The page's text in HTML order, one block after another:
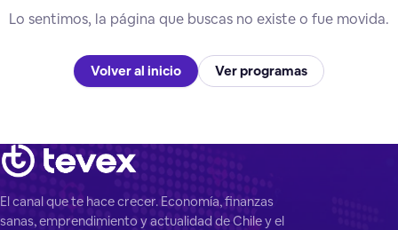
Lo sentimos, la página que buscas no existe o fue movida.
Volver al inicio Ver programas
El canal que te hace crecer. Economía, finanzas
sanas, emprendimiento y actualidad de Chile y el